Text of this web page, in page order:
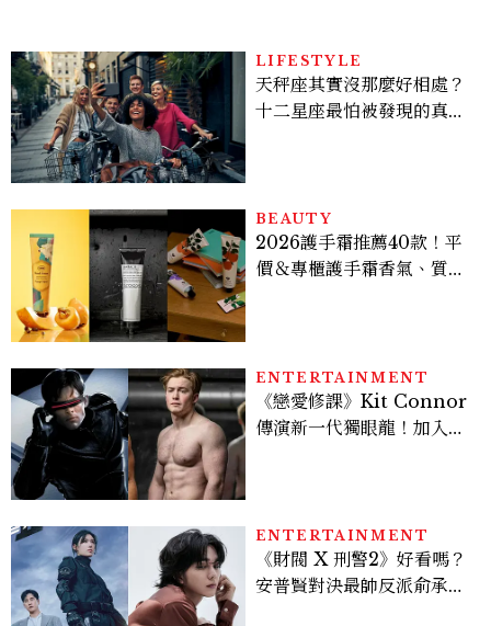
LIFESTYLE
天秤座其實沒那麼好相處？
十二星座最怕被發現的真實
BEAUTY
2026護手霜推薦40款！平
價＆專櫃護手霜香氣、質
ENTERTAINMENT
《戀愛修課》Kit Connor
傳演新一代獨眼龍！加入新
ENTERTAINMENT
《財閥 X 刑警2》好看嗎？
安普賢對決最帥反派俞承